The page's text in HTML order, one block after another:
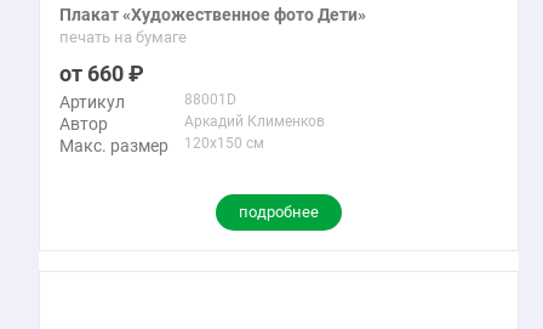
Плакат «Художественное фото Дети»
печать на бумаге
660
Артикул 88001D
Автор Аркадий Клименков
Макс. размер 120x150 см
подробнее